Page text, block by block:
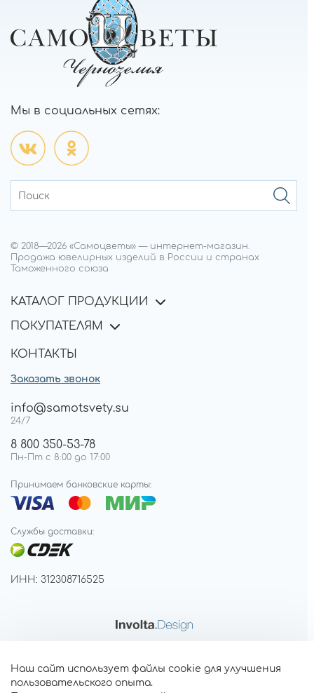
Мы в социальных сетях:
© 2018—2026 «Самоцветы» — интернет-магазин.
Продажа ювелирных изделий в России и странах
Таможенного союза
КАТАЛОГ ПРОДУКЦИИ
ПОКУПАТЕЛЯМ
КОНТАКТЫ
Заказать звонок
info@samotsvety.su
24/7
8 800 350-53-78
Пн-Пт с 8:00 до 17:00
Принимаем банковские карты:
Службы доставки:
ИНН: 312308716525
Наш сайт использует файлы cookie для улучшения
пользовательского опыта.